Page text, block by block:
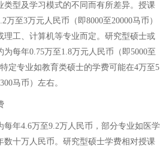
类型及学习模式的不同而有所差异。授课
至3万元人民币（即8000至20000马币）
理工、计算机等专业而定。研究型硕士或
每年0.75万至1.8万元人民币（即5000至
定专业如教育类硕士的学费可能在4万至5
马币）左右。
年4.6万至9.2万人民币，部分专业如医学
数十万人民币。研究型硕士学费相对授课